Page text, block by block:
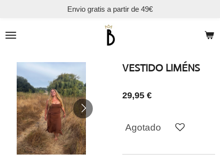
contenido
Envio gratis a partir de 49€
VESTIDO LIMÉNS
29,95 €
Agotado